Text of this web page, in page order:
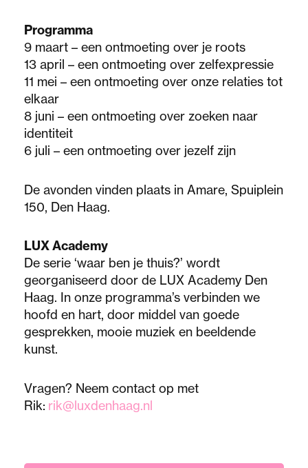
Programma
9 maart – een ontmoeting over je roots
13 april – een ontmoeting over zelfexpressie
11 mei – een ontmoeting over onze relaties tot
elkaar
8 juni – een ontmoeting over zoeken naar
identiteit
6 juli – een ontmoeting over jezelf zijn
De avonden vinden plaats in Amare, Spuiplein
150, Den Haag.
LUX Academy
De serie ‘waar ben je thuis?’ wordt
georganiseerd door de LUX Academy Den
Haag. In onze programma’s verbinden we
hoofd en hart, door middel van goede
gesprekken, mooie muziek en beeldende
kunst.
Vragen? Neem contact op met
Rik: rik@luxdenhaag.nl